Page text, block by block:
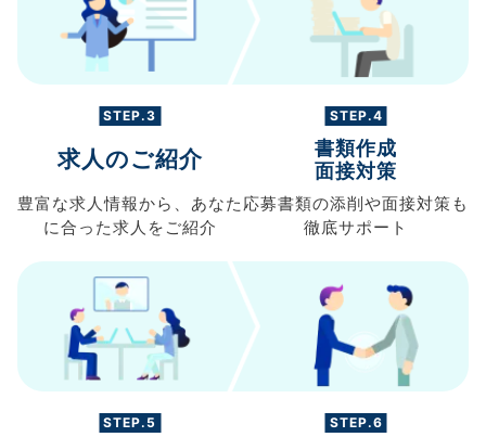
STEP.3
求人のご紹介
豊富な求人情報から、 あなた
に合った求人を ご紹介
STEP.4
書類作成
面接対策
応募書類の添削や面接対策も
徹底サポート
STEP.5 STEP.6